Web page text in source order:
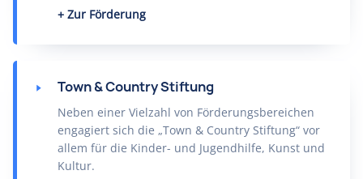
Zur Förderung
Town & Country Stiftung
Neben einer Vielzahl von Förderungsbereichen
engagiert sich die „Town & Country Stiftung“ vor
allem für die Kinder- und Jugendhilfe, Kunst und
Kultur.